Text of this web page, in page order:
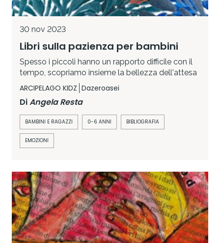
30 nov 2023
Libri sulla pazienza per bambini
Spesso i piccoli hanno un rapporto difficile con il
tempo, scopriamo insieme la bellezza dell'attesa
ARCIPELAGO KIDZ Dazeroasei
DiAngela Resta
BAMBINI E RAGAZZI 0-6 ANNI BIBLIOGRAFIA
EMOZIONI